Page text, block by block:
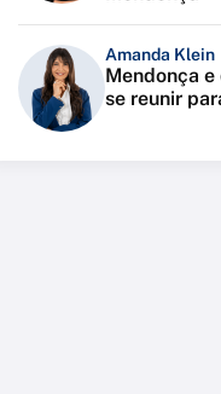
Amanda Klein
Mendonça
se reunir